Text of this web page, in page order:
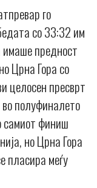
го
со 33:32 им
предност
Црна Гора со
целосен пресврт
полуфиналето
самиот финиш
но Црна Гора
пласира меѓу